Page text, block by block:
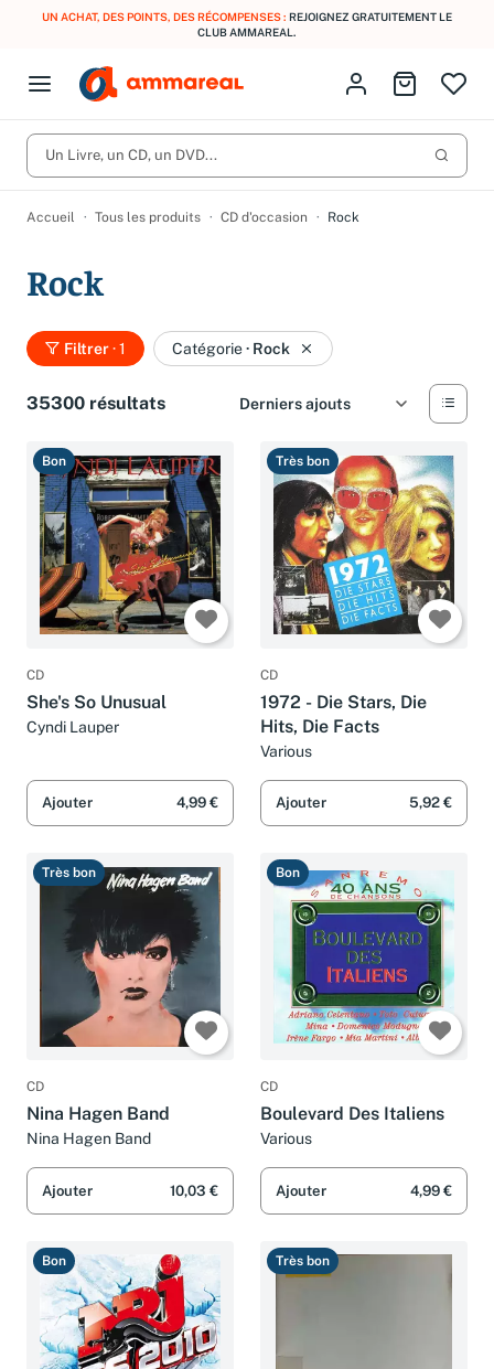
UN ACHAT, DES POINTS, DES RÉCOMPENSES : REJOIGNEZ GRATUITEMENT LE
CLUB AMMAREAL.
Open menu
Fermer le menu
CD d'occasion
Partitions
Culture à 1 €
Nos engagements
Produits Catégories
Vous n'avez pas trouvé l'article que vous cherchiez ?
Activez les notifications dans votre compte pour être alerté dès
Identifiez-vous
Aller au
Un Livre, un CD, un DVD...
Accueil Tous les produits CD d'occasion Rock
Rock
Filtrer· 1 Catégorie· Rock
35300 résultats
Bon
CD
She's So Unusual
Cyndi Lauper
Ajouter 4,99 €
Très bon
CD
1972 - Die Stars, Die
Hits, Die Facts
Various
Ajouter 5,92 €
Très bon
CD
Nina Hagen Band
Nina Hagen Band
Ajouter 10,03 €
Bon
CD
Boulevard Des Italiens
Various
Ajouter 4,99 €
Bon Très bon